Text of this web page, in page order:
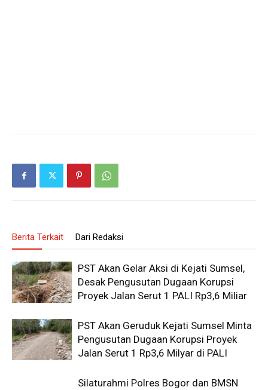
Berita Terkait Dari Redaksi
PST Akan Gelar Aksi di Kejati Sumsel,
Desak Pengusutan Dugaan Korupsi
Proyek Jalan Serut 1 PALI Rp3,6 Miliar
PST Akan Geruduk Kejati Sumsel Minta
Pengusutan Dugaan Korupsi Proyek
Jalan Serut 1 Rp3,6 Milyar di PALI
Silaturahmi Polres Bogor dan BMSN